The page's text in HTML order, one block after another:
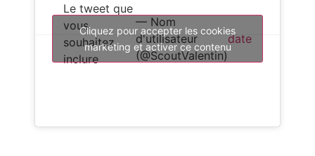
Le tweet que
vous
souhaitez
inclure
— Nom
d'utilisateur
(@ScoutValentin)
date
Cliquez pour accepter les cookies
marketing et activer ce contenu